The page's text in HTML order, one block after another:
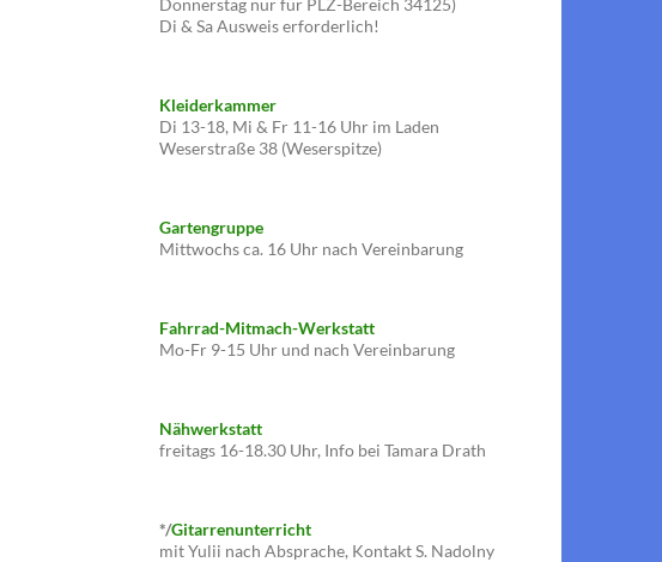
Donnerstag nur für PLZ-Bereich 34125)
Di & Sa Ausweis erforderlich!
Kleiderkammer
Di 13-18, Mi & Fr 11-16 Uhr im Laden
Weserstraße 38 (Weserspitze)
Gartengruppe
Mittwochs ca. 16 Uhr nach Vereinbarung
Fahrrad-Mitmach-Werkstatt
Mo-Fr 9-15 Uhr und nach Vereinbarung
Nähwerkstatt
freitags 16-18.30 Uhr, Info bei Tamara Drath
*/Gitarrenunterricht
mit Yulii nach Absprache, Kontakt S. Nadolny